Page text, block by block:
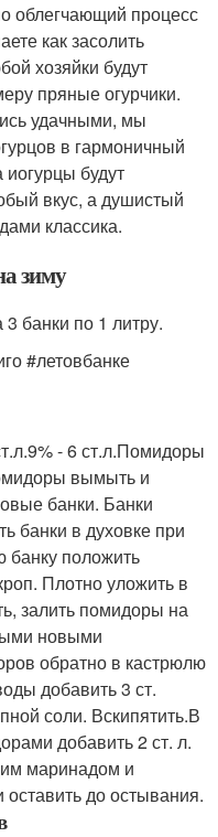
облегчающий процесс
как засолить
хозяйки будут
пряные огурчики.
удачными, мы
в гармоничный
иогурцы будут
вкус, а душистый
классика.
зиму
банки по 1 литру.
#летовбанке
- 6 ст.л.Помидоры
вымыть и
банки. Банки
банки в духовке при
банку положить
Плотно уложить в
залить помидоры на
новыми
обратно в кастрюлю
добавить 3 ст.
соли. Вскипятить.В
добавить 2 ст. л.
маринадом и
оставить до остывания.